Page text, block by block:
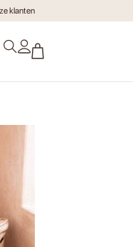
klanten